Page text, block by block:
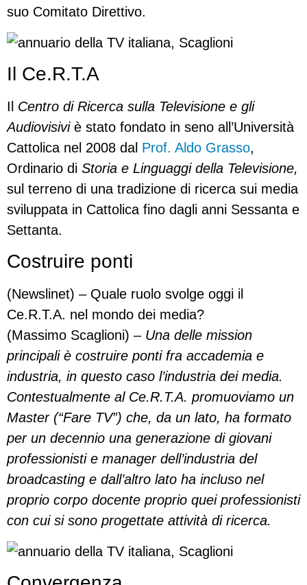
suo Comitato Direttivo.
Il Ce.R.T.A
Il Centro di Ricerca sulla Televisione e gli
Audiovisiviè stato fondato in seno all’Università
Cattolica nel 2008 dal Prof. Aldo Grasso,
Ordinario di Storia e Linguaggi della Televisione,
sul terreno di una tradizione di ricerca sui media
sviluppata in Cattolica fino dagli anni Sessanta e
Settanta.
Costruire ponti
(Newslinet) – Quale ruolo svolge oggi il
Ce.R.T.A. nel mondo dei media?
(Massimo Scaglioni) – Una delle mission
principali è costruire ponti fra accademia e
industria, in questo caso l’industria dei media.
Contestualmente al Ce.R.T.A. promuoviamo un
Master (“Fare TV”) che, da un lato, ha formato
per un decennio una generazione di giovani
professionisti e manager dell’industria del
broadcasting e dall’altro lato ha incluso nel
proprio corpo docente proprio quei professionisti
con cui si sono progettate attività di ricerca.